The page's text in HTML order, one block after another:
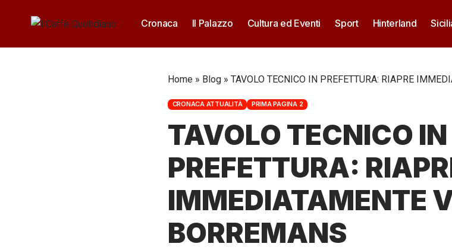
Cronaca Il Palazzo Cultura ed Eventi Sport Hinterland
Home » Blog » TAVOLO TECNICO IN PREFETTURA: RIAPRE
CRONACA ATTUALITÀ PRIMA PAGINA 2
TAVOLO TECNICO IN
PREFETTURA:
IMMEDIATAMENTE
BORREMANS